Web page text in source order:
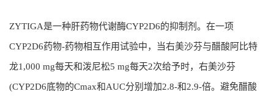
ZYTIGA是一种肝药物代谢酶CYP2D6的抑制剂。在一项
CYP2D6药物-药物相互作用试验中，当右美沙芬与醋酸阿比特
龙1,000 mg每天和泼尼松5 mg每天2次给予时，右美沙芬
(CYP2D6底物的Cmax和AUC分别增加2.8-和2.9-倍。避免醋酸